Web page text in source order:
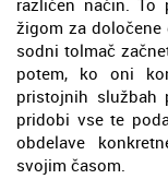
žigom za določene
sodni tolmač
potem, ko oni
pristojnih službah
pridobi vse te
obdelave
svojim časom.